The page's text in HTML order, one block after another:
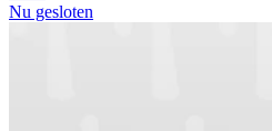
Nu gesloten